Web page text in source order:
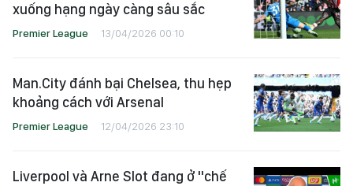
xuống hạng ngày càng sâu sắc
Premier League 13/04/2026 00:10
Man.City đánh bại Chelsea, thu hẹp
khoảng cách với Arsenal
Premier League 12/04/2026 23:10
Liverpool và Arne Slot đang ở "chế